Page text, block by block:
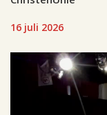
16 juli 2026